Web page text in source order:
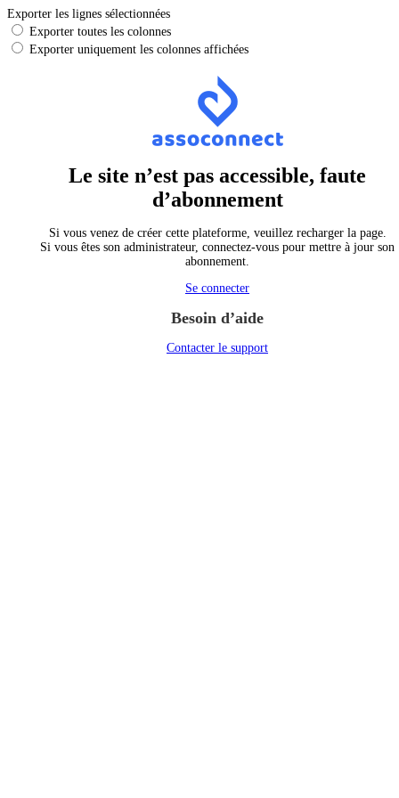
Exporter les lignes sélectionnées
Exporter toutes les colonnes
Exporter uniquement les colonnes affichées
Le site n’est pas accessible, faute
d’abonnement
Si vous venez de créer cette plateforme, veuillez recharger la page.
Si vous êtes son administrateur, connectez-vous pour mettre à jour son
abonnement.
Se connecter
Besoin d’aide
Contacter le support